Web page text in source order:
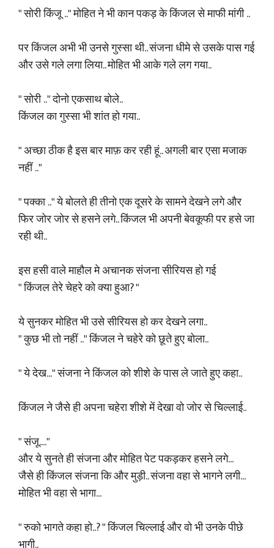
" सोरी किंजू .." मोहित ने भी कान पकड़ के किंजल से माफी मांगी ..
पर किंजल अभी भी उनसे गुस्सा थी.. संजना धीमे से उसके पास गई
और उसे गले लगा लिया.. मोहित भी आके गले लग गया..
" सोरी .." दोनो एकसाथ बोले..
किंजल का गुस्सा भी शांत हो गया..
" अच्छा ठीक है इस बार माफ़ कर रही हूं.. अगली बार एसा मजाक
नहीं .."
" पक्का .." ये बोलते ही तीनो एक दूसरे के सामने देखने लगे और
फिर जोर जोर से हसने लगे.. किंजल भी अपनी बेवकूफी पर हसे जा
रही थी..
इस हसी वाले माहौल मे अचानक संजना सीरियस हो गई
" किंजल तेरे चेहरे को क्या हुआ? "
ये सुनकर मोहित भी उसे सीरियस हो कर देखने लगा..
" कुछ भी तो नहीं .." किंजल ने चहेरे को छूते हुए बोला..
" ये देख..." संजना ने किंजल को शीशे के पास ले जाते हुए कहा..
किंजल ने जैसे ही अपना चहेरा शीशे में देखा वो जोर से चिल्लाई..
" संजू...."
और ये सुनते ही संजना और मोहित पेट पकड़कर हसने लगे...
जैसे ही किंजल संजना कि और मुड़ी.. संजना वहा से भागने लगी...
मोहित भी वहा से भागा...
" रुको भागते कहा हो..? " किंजल चिल्लाई और वो भी उनके पीछे